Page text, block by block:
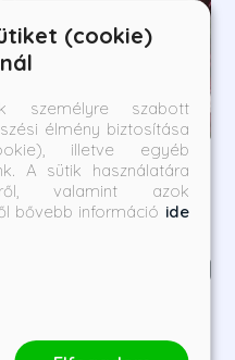
Grimstone - Örökség
(cookie)
személyre szabott
élmény biztosítása
illetve egyéb
A sütik használatára
valamint azok
bővebb információ ide